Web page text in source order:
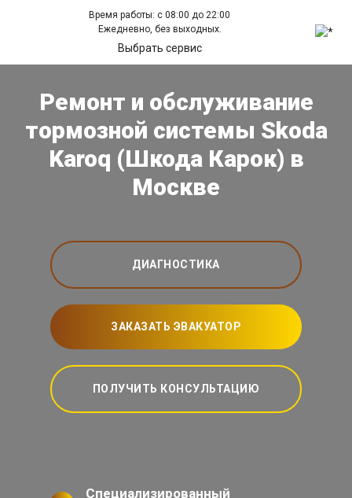
Время работы: с 08:00 до 22:00
Ежедневно, без выходных.
Выбрать сервис
Ремонт и обслуживание
тормозной системы Skoda
Karoq (Шкода Карок) в
Москве
ДИАГНОСТИКА
ЗАКАЗАТЬ ЭВАКУАТОР
ПОЛУЧИТЬ КОНСУЛЬТАЦИЮ
Специализированный